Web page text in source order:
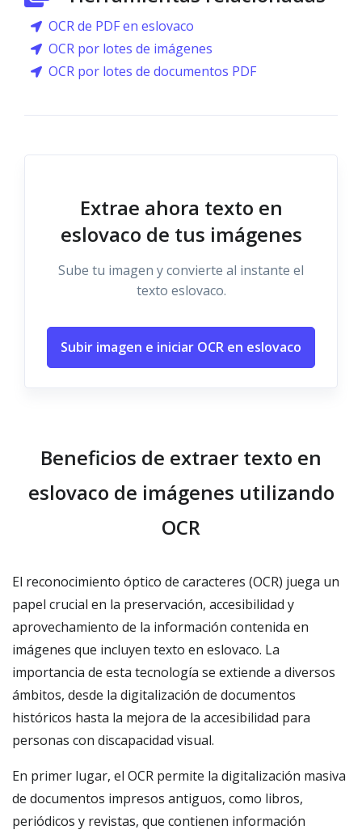
OCR de PDF en eslovaco
OCR por lotes de imágenes
OCR por lotes de documentos PDF
Extrae ahora texto en
eslovaco de tus imágenes
Sube tu imagen y convierte al instante el
texto eslovaco.
Subir imagen e iniciar OCR en eslovaco
Beneficios de extraer texto en
eslovaco de imágenes utilizando
OCR
El reconocimiento óptico de caracteres (OCR) juega un
papel crucial en la preservación, accesibilidad y
aprovechamiento de la información contenida en
imágenes que incluyen texto en eslovaco. La
importancia de esta tecnología se extiende a diversos
ámbitos, desde la digitalización de documentos
históricos hasta la mejora de la accesibilidad para
personas con discapacidad visual.
En primer lugar, el OCR permite la digitalización masiva
de documentos impresos antiguos, como libros,
periódicos y revistas, que contienen información